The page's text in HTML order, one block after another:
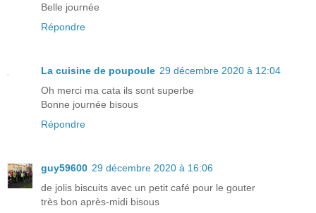
Belle journée
Répondre
La cuisine de poupoule 29 décembre 2020 à 12:04
Oh merci ma cata ils sont superbe
Bonne journée bisous
Répondre
guy59600 29 décembre 2020 à 16:06
de jolis biscuits avec un petit café pour le gouter
très bon après-midi bisous